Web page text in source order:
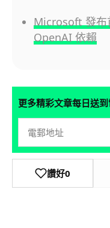
Microsoft 發布
OpenAI 依賴
更多精彩文章每日送
讚好0